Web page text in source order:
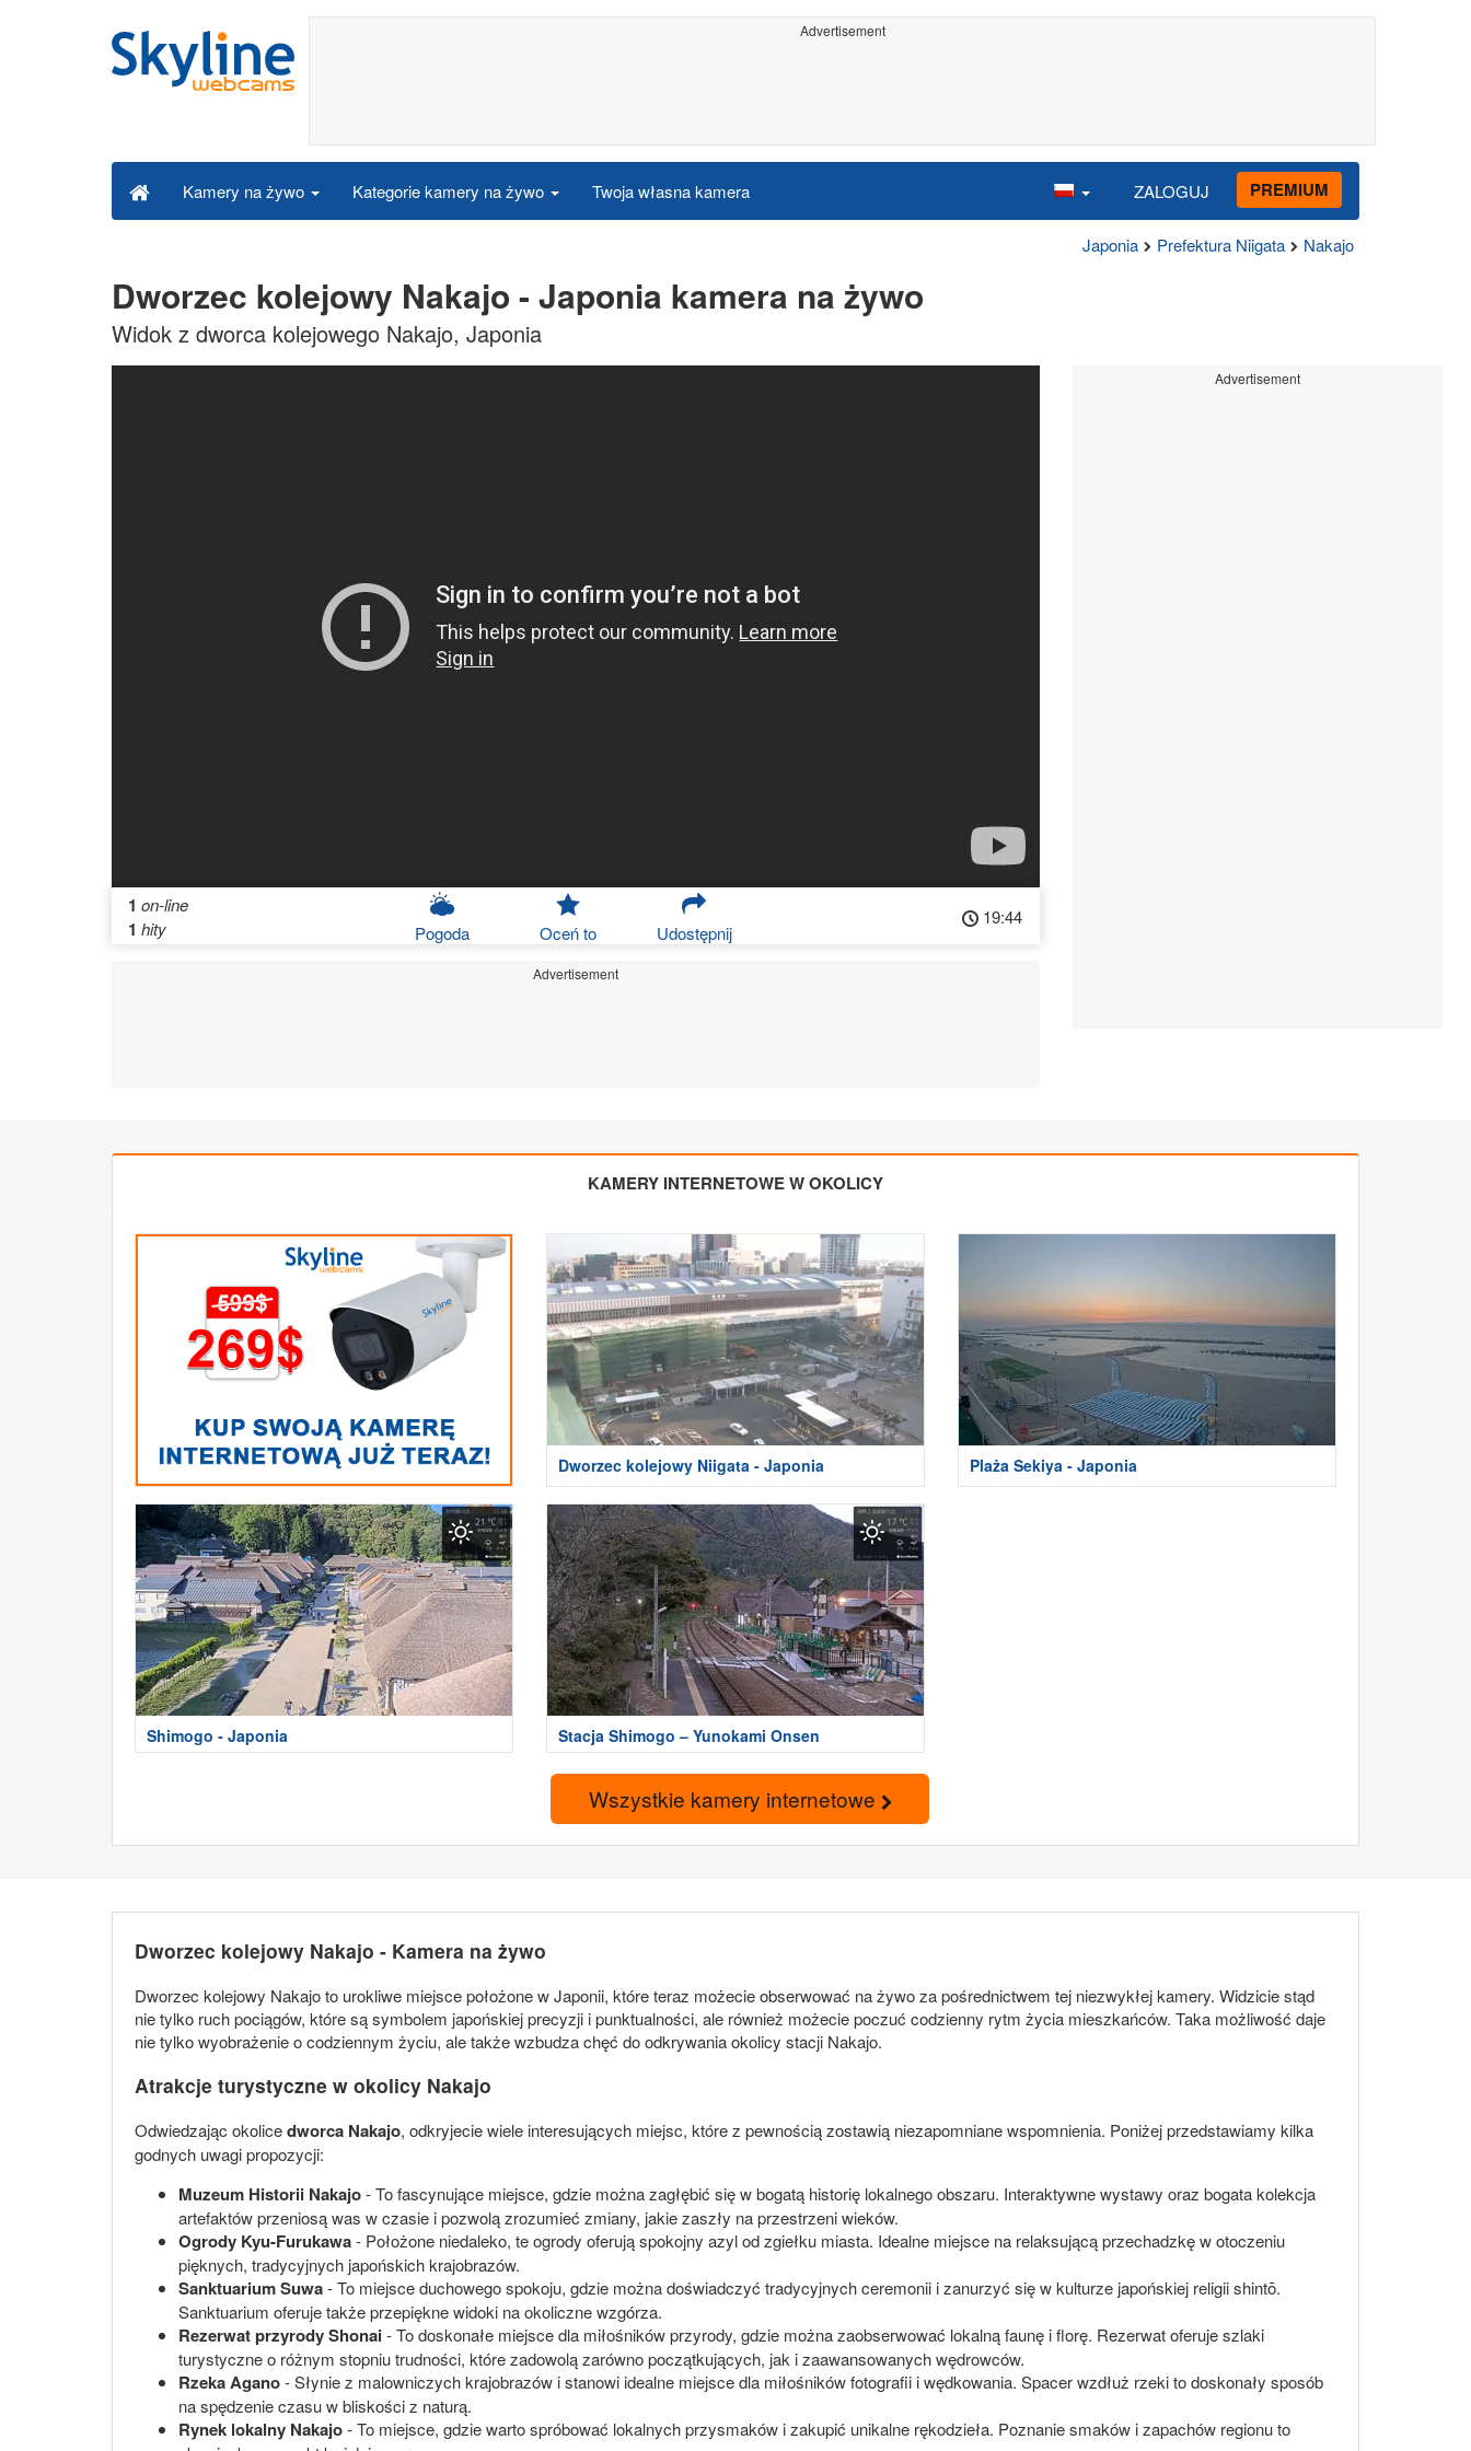
Advertisement
Kamery na żywo Kategorie kamery na żywo Twoja własna kamera ZALOGUJ PREMIUM
Japonia Prefektura Niigata Nakajo
Dworzec kolejowy Nakajo - Japonia kamera na żywo
Widok z dworca kolejowego Nakajo, Japonia
1 on-line
1 hity Pogoda Oceń to Udostępnij
19:44
Advertisement
Advertisement
KAMERY INTERNETOWE W OKOLICY
Dworzec kolejowy Niigata - Japonia Plaża Sekiya - Japonia
Shimogo - Japonia Stacja Shimogo – Yunokami Onsen
Wszystkie kamery internetowe
Dworzec kolejowy Nakajo - Kamera na żywo
Dworzec kolejowy Nakajo to urokliwe miejsce położone w Japonii, które teraz możecie obserwować na żywo za pośrednictwem tej niezwykłej kamery. Widzicie stąd
nie tylko ruch pociągów, które są symbolem japońskiej precyzji i punktualności, ale również możecie poczuć codzienny rytm życia mieszkańców. Taka możliwość daje
nie tylko wyobrażenie o codziennym życiu, ale także wzbudza chęć do odkrywania okolicy stacji Nakajo.
Atrakcje turystyczne w okolicy Nakajo
Odwiedzając okolicedworca Nakajo, odkryjecie wiele interesujących miejsc, które z pewnością zostawią niezapomniane wspomnienia. Poniżej przedstawiamy kilka
godnych uwagi propozycji:
Muzeum Historii Nakajo- To fascynujące miejsce, gdzie można zagłębić się w bogatą historię lokalnego obszaru. Interaktywne wystawy oraz bogata kolekcja
artefaktów przeniosą was w czasie i pozwolą zrozumieć zmiany, jakie zaszły na przestrzeni wieków.
Ogrody Kyu-Furukawa- Położone niedaleko, te ogrody oferują spokojny azyl od zgiełku miasta. Idealne miejsce na relaksującą przechadzkę w otoczeniu
pięknych, tradycyjnych japońskich krajobrazów.
Sanktuarium Suwa- To miejsce duchowego spokoju, gdzie można doświadczyć tradycyjnych ceremonii i zanurzyć się w kulturze japońskiej religii shintō.
Sanktuarium oferuje także przepiękne widoki na okoliczne wzgórza.
Rezerwat przyrody Shonai- To doskonałe miejsce dla miłośników przyrody, gdzie można zaobserwować lokalną faunę i florę. Rezerwat oferuje szlaki
turystyczne o różnym stopniu trudności, które zadowolą zarówno początkujących, jak i zaawansowanych wędrowców.
Rzeka Agano- Słynie z malowniczych krajobrazów i stanowi idealne miejsce dla miłośników fotografii i wędkowania. Spacer wzdłuż rzeki to doskonały sposób
na spędzenie czasu w bliskości z naturą.
Rynek lokalny Nakajo- To miejsce, gdzie warto spróbować lokalnych przysmaków i zakupić unikalne rękodzieła. Poznanie smaków i zapachów regionu to